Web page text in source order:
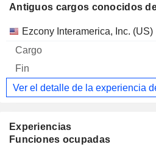
Antiguos cargos conocidos
Empresas Cargo Fin
Ezcony Interamerica, Inc. (US)
Ver el detalle de la experiencia
Experiencias
Funciones ocupadas